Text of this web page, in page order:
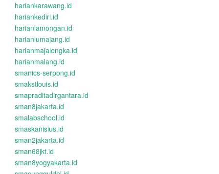
hariankarawang.id
hariankediri.id
harianlamongan.id
harianlumajang.id
harianmajalengka.id
harianmalang.id
smanics-serpong.id
smakstlouis.id
smapraditadirgantara.id
sman8jakarta.id
smalabschool.id
smaskanisius.id
sman2jakarta.id
sman68jkt.id
sman8yogyakarta.id